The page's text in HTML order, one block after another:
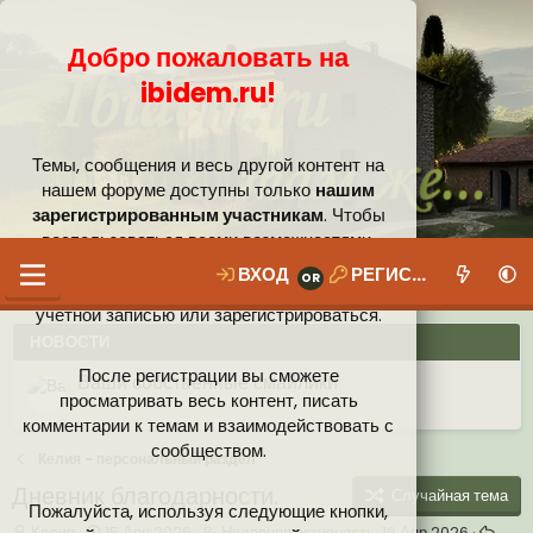
Добро пожаловать на
ibidem.ru!
Темы, сообщения и весь другой контент на
нашем форуме доступны только нашим
зарегистрированным участникам. Чтобы
воспользоваться всеми возможностями,
которые предлагает наше сообщество, вам
необходимо войти в систему под своей
учётной записью или зарегистрироваться.
После регистрации вы сможете
просматривать весь контент, писать
комментарии к темам и взаимодействовать с
сообществом.
Пожалуйста, используя следующие кнопки,
ВХОД РЕГИСТРАЦИЯ
Иконки пользователя
Ваши собственные смайлики
Аналитика от Ассистента
Новая система рейтинга (оценок) на форуме
Келия - персональный раздел
Дневник благодарности.
Случайная тема